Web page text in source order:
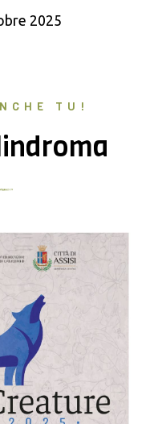
2025
TU!